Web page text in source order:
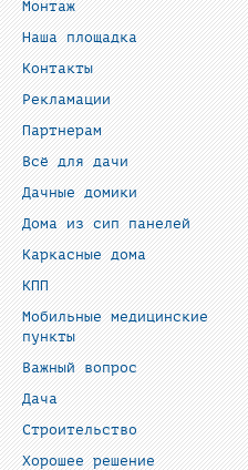
Монтаж
Наша площадка
Контакты
Рекламации
Партнерам
Всё для дачи
Дачные домики
Дома из сип панелей
Каркасные дома
КПП
Мобильные медицинские
пункты
Важный вопрос
Дача
Строительство
Хорошее решение